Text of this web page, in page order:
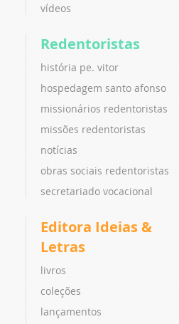
vídeos
Redentoristas
história pe. vitor
hospedagem santo afonso
missionários redentoristas
missões redentoristas
notícias
obras sociais redentoristas
secretariado vocacional
Editora Ideias &
Letras
livros
coleções
lançamentos